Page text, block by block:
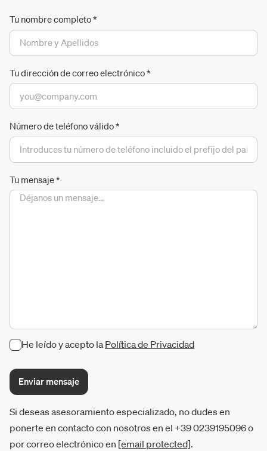
Tu nombre completo*
Tu dirección de correo electrónico*
Número de teléfono válido*
Tu mensaje*
He leído y acepto la Política de Privacidad
Enviar mensaje
Si deseas asesoramiento especializado, no dudes en
ponerte en contacto con nosotros en el +39 0239195096 o
por correo electrónico en [email protected].